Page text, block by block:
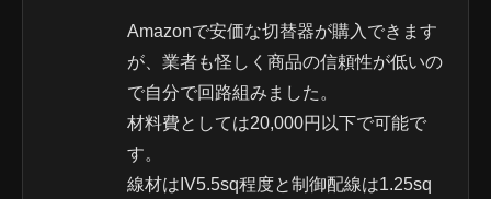
Amazonで安価な切替器が購入できます
が、業者も怪しく商品の信頼性が低いの
で自分で回路組みました。
材料費としては20,000円以下で可能で
す。
線材はIV5.5sq程度と制御配線は1.25sq